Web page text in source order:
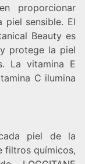
proporcionar
piel sensible. El
Beauty es
protege la piel
La vitamina E
C ilumina
piel de la
filtros químicos,